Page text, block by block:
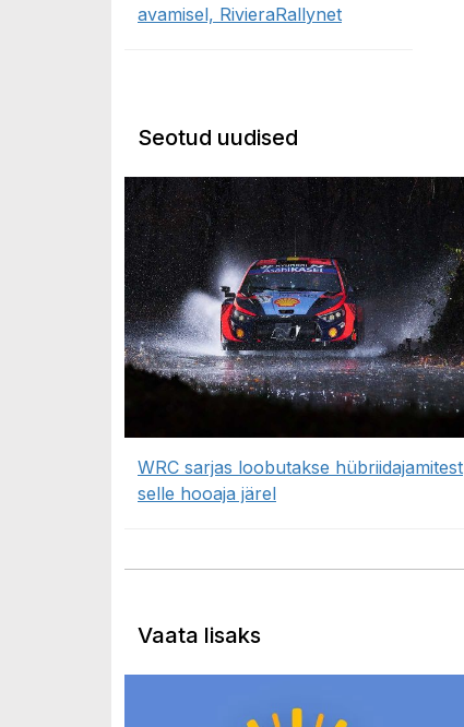
avamisel, RivieraRallynet
Seotud uudised
WRC sarjas loobutakse hübriidajamitest
selle hooaja järel
Vaata lisaks